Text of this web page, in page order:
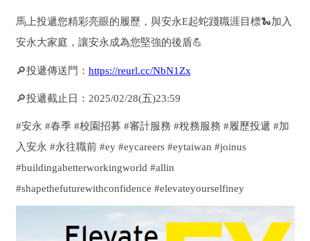
馬上投遞您精彩亮眼的履歷，與安永E起蛇踐職涯目標🐍加入
安永大家庭，讓安永成為您堅強的後盾💪
🔎投遞傳送門： https://reurl.cc/NbN1Zx
🔎投遞截止日：2025/02/28(五)23:59
#安永 #春季 #校園招募 #審計服務 #稅務服務 #履歷投遞 #加
入安永 #永往職前 #ey #eycareers #eytaiwan #joinus
#buildingabetterworkingworld #allin
#shapethefuturewithconfidence #elevateyourselfiney